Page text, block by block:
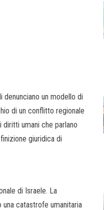
denunciano un modello di
di un conflitto regionale
umani che parlano
giuridica di
di Israele. La
catastrofe umanitaria